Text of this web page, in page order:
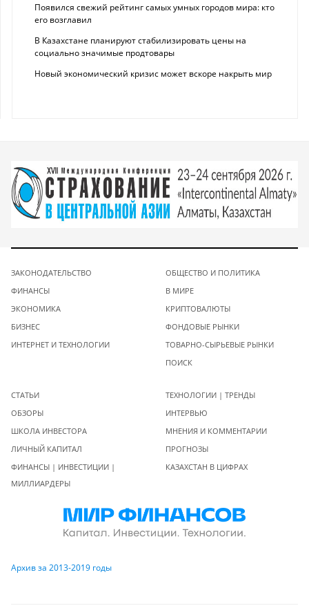
Появился свежий рейтинг самых умных городов мира: кто
его возглавил
В Казахстане планируют стабилизировать цены на
социально значимые продтовары
Новый экономический кризис может вскоре накрыть мир
ЗАКОНОДАТЕЛЬСТВО
ФИНАНСЫ
ЭКОНОМИКА
БИЗНЕС
ИНТЕРНЕТ И ТЕХНОЛОГИИ
ОБЩЕСТВО И ПОЛИТИКА
В МИРЕ
КРИПТОВАЛЮТЫ
ФОНДОВЫЕ РЫНКИ
ТОВАРНО-СЫРЬЕВЫЕ РЫНКИ
ПОИСК
СТАТЬИ
ОБЗОРЫ
ШКОЛА ИНВЕСТОРА
ЛИЧНЫЙ КАПИТАЛ
ФИНАНСЫ | ИНВЕСТИЦИИ |
МИЛЛИАРДЕРЫ
ТЕХНОЛОГИИ | ТРЕНДЫ
ИНТЕРВЬЮ
МНЕНИЯ И КОММЕНТАРИИ
ПРОГНОЗЫ
КАЗАХСТАН В ЦИФРАХ
Архив за 2013-2019 годы